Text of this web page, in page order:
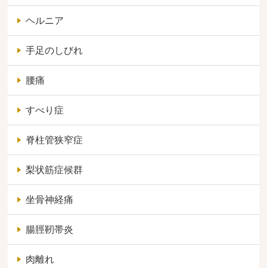
ヘルニア
手足のしびれ
腰痛
すべり症
脊柱管狭窄症
梨状筋症候群
坐骨神経痛
腸脛靭帯炎
肉離れ